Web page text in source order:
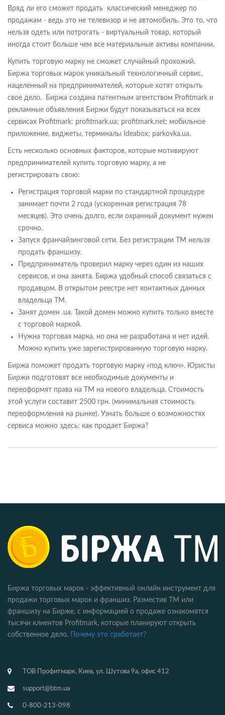
Вряд ли его сможет продать классический менеджер по
продажам - ведь это не телевизор и не автомобиль. Это то, что
нельзя одеть или потрогать - виртуальный товар, который
иногда стоит больше чем все материальные активы компании.
Купить торговую марку не сможет случайный прохожий.
Биржа торговых марок уникальный технологичный сервис,
нацеленный на предпринимателей, которые хотят открыть
свое дело. Биржа создана патентным агентством Profitmark и
рекламные объявления Биржи будут показываться на всех
сервисах Profitmark: profitmark.ua; profitmark.net; мобильное
приложение, виджеты, терминалы Ideabox; parkovka.ua.
Есть несколько основных факторов, которые мотивируют
предпринимателей купить торговую марку, а не
регистрировать свою:
Регистрация торговой марки по стандартной процедуре
занимает почти 2 года (ускоренная регистрация 78
месяцев). Это очень долго, если охранный документ нужен
срочно.
Запуск франчайзинговой сети. Без регистрации ТМ нельзя
продать франшизу.
Предприниматель проверил марку через один из наших
сервисов, и она занята. Биржа удобный способ связаться с
продавцом. В открытом реестре нет контактных данных
владельца ТМ.
Занят домен .ua. Такой домен можно купить только вместе
с торговой маркой.
Нужна торговая марка, но она не разработана и нет идей.
Можно купить уже зарегистрированную торговую марку.
Биржа поможет продать торговую марку «под ключ». Юристы
Биржи подготовят все необходимые документы и
переоформят права на ТМ на нового владельца. Стоимость
этой услуги составит 2500 грн. (минимальная стоимость
переоформления на рынке). Узнать больше о возможностях
сервиса можно здесь: как продает Биржа?
Биржа торговых марок - эффективный онлайн инструмент для
продажи торговых марок и франшиз. Разместив ТМ или
франшизу на Бирже, с информацией о продаже ознакомятся
тысячи клиентов Profitmark, которые планируют открыть
собственное дело.
Почему это сработает?
ТОВ Профитмарк, Киев, ул. Шутова 9а, офис 412
support@btm.ua
0-800-213-098